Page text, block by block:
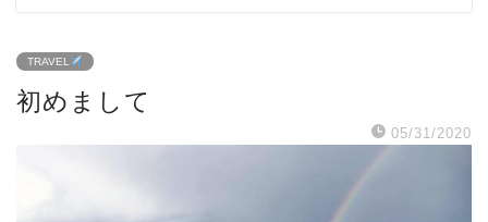
TRAVEL
初めまして
05/31/2020